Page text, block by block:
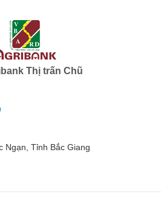
Thị trấn Chũ
Ngạn, Tỉnh Bắc Giang